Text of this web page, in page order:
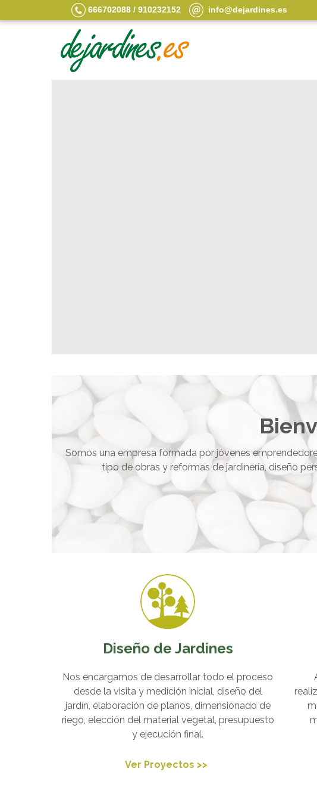
666702088 / 910232152 info@dejardines.es
Somos una empresa formada por jóvenes
tipo de obras y reformas de jardinería, diseño
Diseño de Jardines
Nos encargamos de desarrollar todo el proceso
desde la visita y medición inicial, diseño del
jardín, elaboración de planos, dimensionado de
riego, elección del material vegetal, presupuesto
y ejecución final.
Ver Proyectos >>